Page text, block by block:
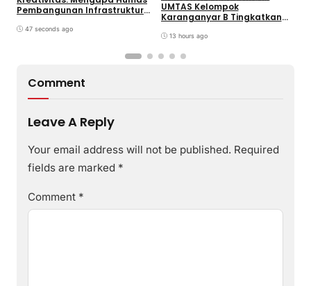
Pembangunan Infrastruktur
Adaptif?
47 seconds ago
UMTAS Kelompok
Karanganyar B Tingkatkan
melalui Program GEMILANG
13 hours ago
Comment
Leave A Reply
Your email address will not be published. Required
fields are marked *
Comment *